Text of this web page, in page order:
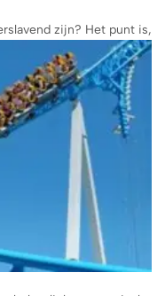
zijn? Het punt is,